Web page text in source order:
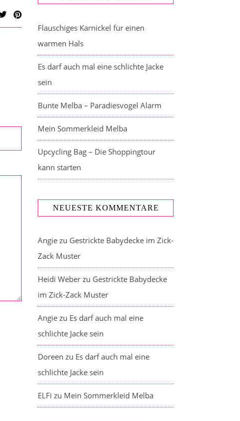
Flauschiges Karnickel für einen
warmen Hals
Es darf auch mal eine schlichte Jacke
sein
Bunte Melba – Paradiesvogel Alarm
Mein Sommerkleid Melba
Upcycling Bag – Die Shoppingtour
kann starten
NEUESTE KOMMENTARE
Angie zu Gestrickte Babydecke im Zick-
Zack Muster
Heidi Weber zu Gestrickte Babydecke
im Zick-Zack Muster
Angie zu Es darf auch mal eine
schlichte Jacke sein
Doreen zu Es darf auch mal eine
schlichte Jacke sein
ELFi zu Mein Sommerkleid Melba